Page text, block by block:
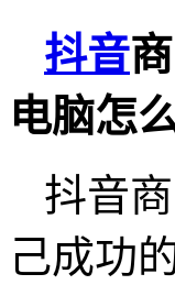
抖音
电脑怎
抖音
己成功